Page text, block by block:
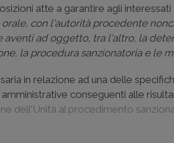
atte a garantire agli interessati
con l'autorità procedente
aventi ad oggetto, tra l'altro, la
la procedura sanzionatoria e le
in relazione ad una delle
conseguenti alle
dell'Unità al procedimento